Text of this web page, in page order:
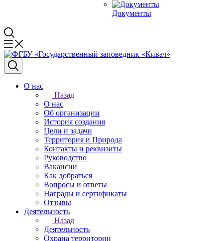
Документы
О нас
Назад
О нас
Об организации
История создания
Цели и задачи
Территория и Природа
Контакты и реквизиты
Руководство
Вакансии
Как добраться
Вопросы и ответы
Награды и сертификаты
Отзывы
Деятельность
Назад
Деятельность
Охрана территории